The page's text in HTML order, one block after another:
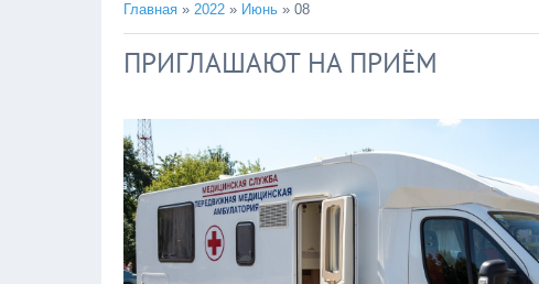
Главная » 2022 » Июнь » 08
ПРИГЛАШАЮТ НА ПРИЁМ